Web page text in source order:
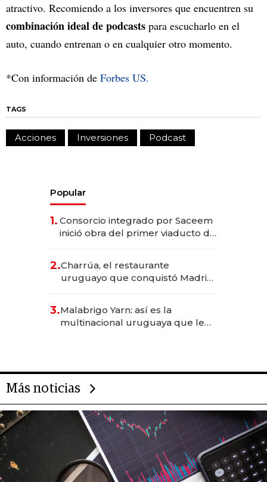
atractivo. Recomiendo a los inversores que encuentren su
combinación ideal de podcasts para escucharlo en el
auto, cuando entrenan o en cualquier otro momento.
*Con información de Forbes US.
TAGS
Acciones Inversiones Podcast
Popular
1. Consorcio integrado por Saceem
inició obra del primer viaducto de
millones
2.Charrúa, el restaurante
uruguayo que conquistó Madrid:
anticipación y prepara apertura
3.Malabrigo Yarn: así es la
multinacional uruguaya que le
Más noticias